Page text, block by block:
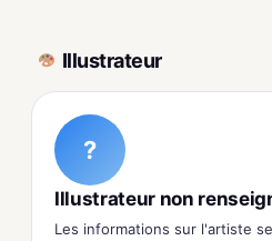
Illustrateur
?
Illustrateur non
Les informations sur l'artiste